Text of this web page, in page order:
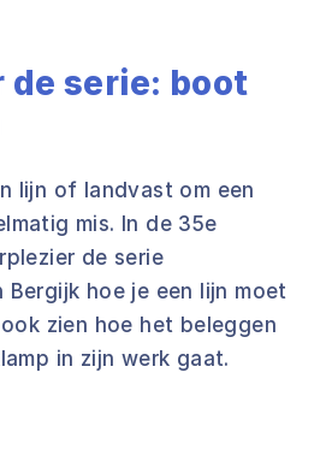
de serie: boot
lijn of landvast om een
mis. In de 35e
de serie
Bergijk hoe je een lijn moet
zien hoe het beleggen
in zijn werk gaat.